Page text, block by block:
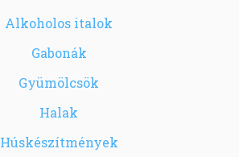
Alkoholos italok
Gabonák
Gyümölcsök
Halak
Húskészítmények